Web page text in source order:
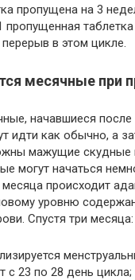
пропущена на 3
пропущенная
в этом цикле.
месячные при
начавшиеся после
идти как обычно, а
мажущие скудные
могут начаться
происходит
уровню
Спустя три месяца:
с 23 по 28 день цикла;